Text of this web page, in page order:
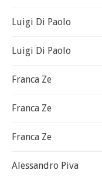
Luigi Di Paolo
Luigi Di Paolo
Franca Ze
Franca Ze
Franca Ze
Alessandro Piva